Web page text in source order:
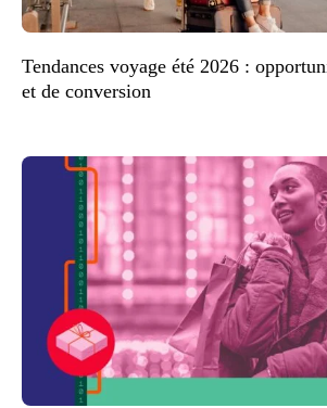
Tendances voyage été 2026 :
et de conversion